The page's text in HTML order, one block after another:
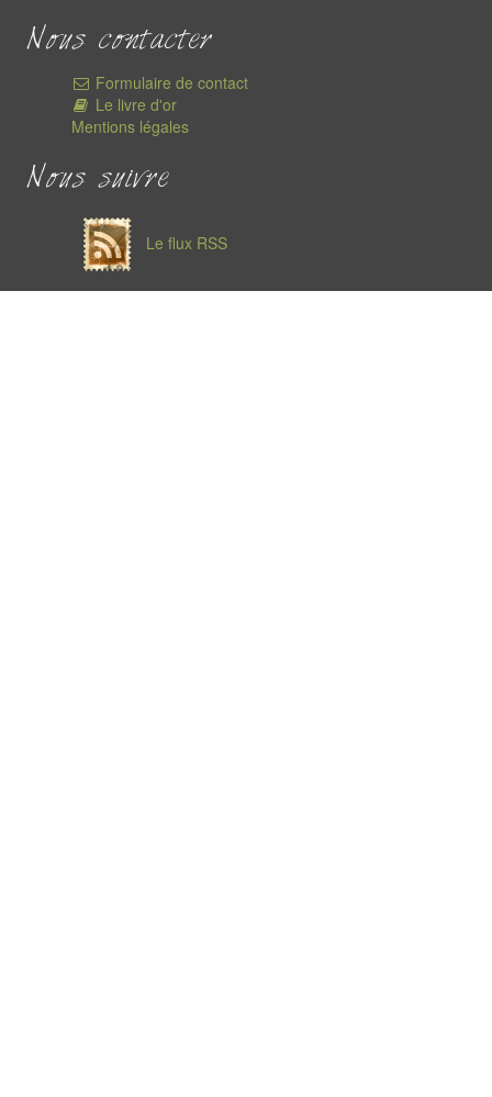
Nous contacter
Formulaire de contact
Le livre d'or
Mentions légales
Nous suivre
Le flux RSS